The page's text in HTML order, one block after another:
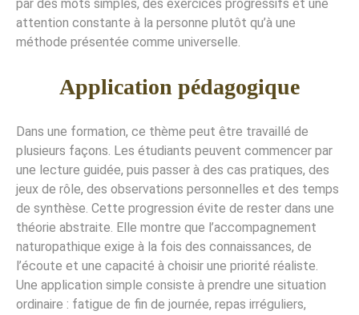
par des mots simples, des exercices progressifs et une
attention constante à la personne plutôt qu’à une
méthode présentée comme universelle.
Application pédagogique
Dans une formation, ce thème peut être travaillé de
plusieurs façons. Les étudiants peuvent commencer par
une lecture guidée, puis passer à des cas pratiques, des
jeux de rôle, des observations personnelles et des temps
de synthèse. Cette progression évite de rester dans une
théorie abstraite. Elle montre que l’accompagnement
naturopathique exige à la fois des connaissances, de
l’écoute et une capacité à choisir une priorité réaliste.
Une application simple consiste à prendre une situation
ordinaire : fatigue de fin de journée, repas irréguliers,